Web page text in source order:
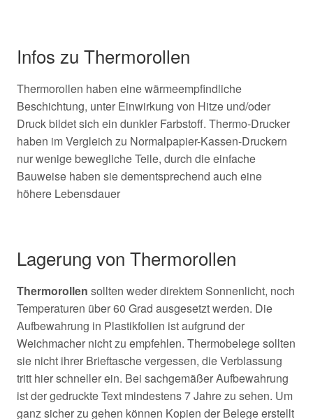
Infos zu Thermorollen
Thermorollen haben eine wärmeempfindliche
Beschichtung, unter Einwirkung von Hitze und/oder
Druck bildet sich ein dunkler Farbstoff. Thermo-Drucker
haben im Vergleich zu Normalpapier-Kassen-Druckern
nur wenige bewegliche Teile, durch die einfache
Bauweise haben sie dementsprechend auch eine
höhere Lebensdauer
Lagerung von Thermorollen
Thermorollen sollten weder direktem Sonnenlicht, noch
Temperaturen über 60 Grad ausgesetzt werden. Die
Aufbewahrung in Plastikfolien ist aufgrund der
Weichmacher nicht zu empfehlen. Thermobelege sollten
sie nicht ihrer Brieftasche vergessen, die Verblassung
tritt hier schneller ein. Bei sachgemäßer Aufbewahrung
ist der gedruckte Text mindestens 7 Jahre zu sehen. Um
ganz sicher zu gehen können Kopien der Belege erstellt